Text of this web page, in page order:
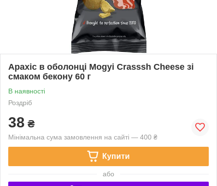
Арахіс в оболонці Mogyi Crasssh Cheese зі
смаком бекону 60 г
В наявності
Роздріб
38 ₴
Мінімальна сума замовлення на сайті — 400 ₴
Купити
або